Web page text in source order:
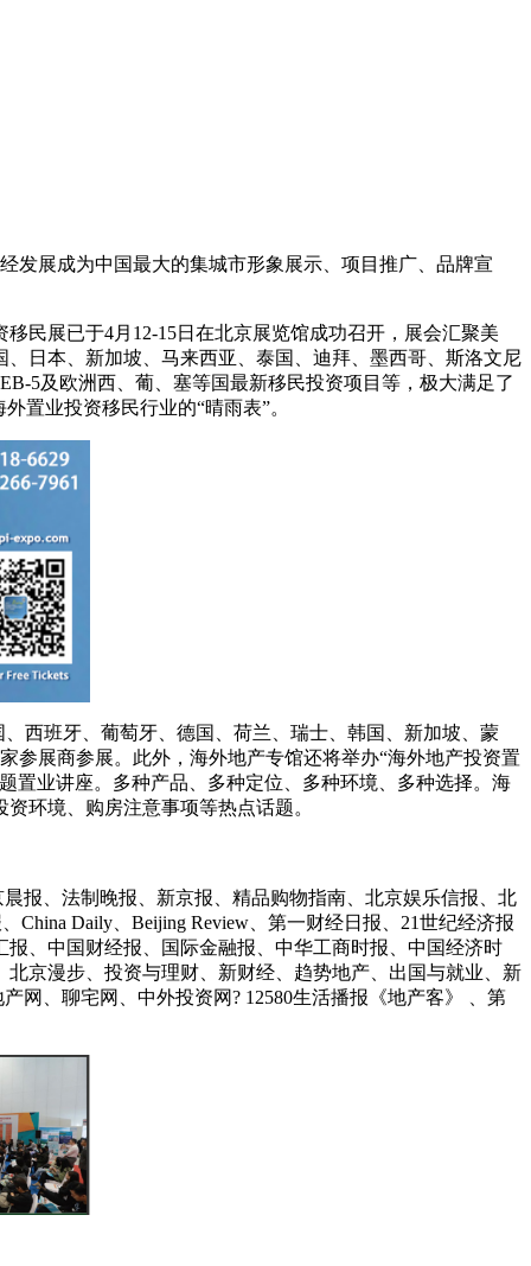
发展成为中国最大的集城市形象展示、项目推广、品牌宣
民展已于4月12-15日在北京展览馆成功召开，展会汇聚美
日本、新加坡、马来西亚、泰国、迪拜、墨西哥、斯洛文尼
5及欧洲西、葡、塞等国最新移民投资项目等，极大满足了
置业投资移民行业的“晴雨表”。
西班牙、葡萄牙、德国、荷兰、瑞士、韩国、新加坡、蒙
参展商参展。此外，海外地产专馆还将举办“海外地产投资置
置业讲座。多种产品、多种定位、多种环境、多种选择。海
环境、购房注意事项等热点话题。
报、法制晚报、新京报、精品购物指南、北京娱乐信报、北
Daily、Beijing Review、第一财经日报、21世纪经济报
、中国财经报、国际金融报、中华工商时报、中国经济时
京漫步、投资与理财、新财经、趋势地产、出国与就业、新
网、聊宅网、中外投资网? 12580生活播报《地产客》 、第